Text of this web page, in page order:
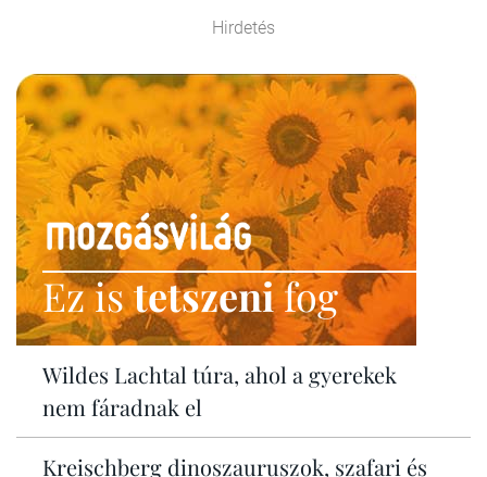
Hirdetés
Ez istetszenifog
Wildes Lachtal túra, ahol a gyerekek
nem fáradnak el
Kreischberg dinoszauruszok, szafari és